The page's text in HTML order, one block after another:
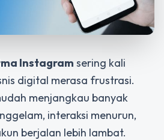
Instagram sering kali
digital merasa frustrasi.
menjangkau banyak
interaksi menurun,
berjalan lebih lambat.